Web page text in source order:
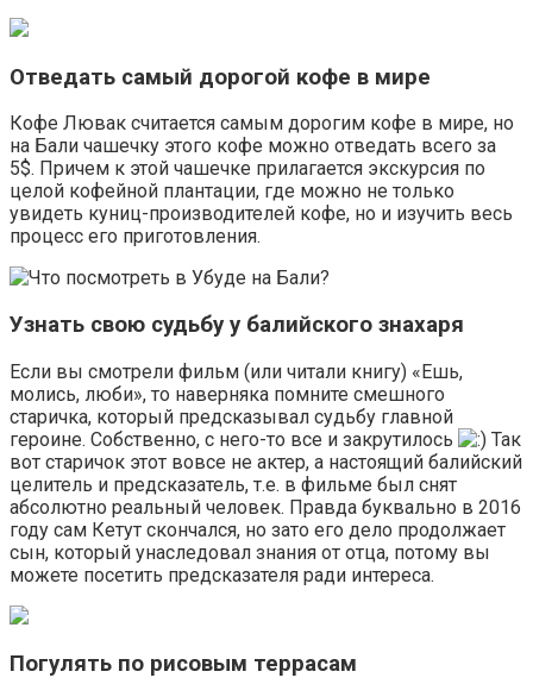
Отведать самый дорогой кофе в мире
Кофе Лювак считается самым дорогим кофе в мире, но
на Бали чашечку этого кофе можно отведать всего за
5$. Причем к этой чашечке прилагается экскурсия по
целой кофейной плантации, где можно не только
увидеть куниц-производителей кофе, но и изучить весь
процесс его приготовления.
Узнать свою судьбу у балийского знахаря
Если вы смотрели фильм (или читали книгу) «Ешь,
молись, люби», то наверняка помните смешного
старичка, который предсказывал судьбу главной
героине. Собственно, с него-то все и закрутилось
Так
вот старичок этот вовсе не актер, а настоящий балийский
целитель и предсказатель, т.е. в фильме был снят
абсолютно реальный человек. Правда буквально в 2016
году сам Кетут скончался, но зато его дело продолжает
сын, который унаследовал знания от отца, потому вы
можете посетить предсказателя ради интереса.
Погулять по рисовым террасам